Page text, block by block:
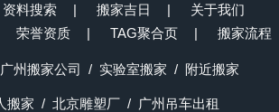
资料搜索 搬家吉日
关于我们
荣誉资质 TAG聚合页 搬家流程
广州搬家公司 实验室搬家 附近搬家
搬家 北京雕塑厂 广州吊车出租